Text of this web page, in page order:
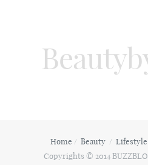
Home Beauty Lifestyle
Copyrights © 2014